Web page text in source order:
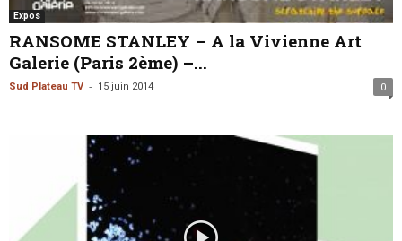
Expos
RANSOME STANLEY – A la Vivienne Art
Galerie (Paris 2ème) –...
Sud Plateau TV - 15 juin 2014 0